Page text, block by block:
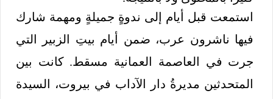
استمعت قبل أيام إلى ندوةٍ جميلةٍ ومهمة شارك
فيها ناشرون عرب، ضمن أيام بيتِ الزبير التي
جرت في العاصمة العمانية مسقط. كانت بين
المتحدثين مديرةُ دار الآداب في بيروت، السيدة